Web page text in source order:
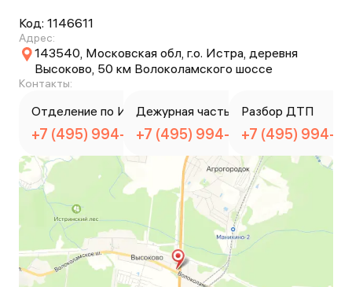
Код: 1146611
Адрес:
143540, Московская обл, г.о. Истра, деревня
Высоково, 50 км Волоколамского шоссе
Контакты:
Отделение по ИАЗ
+7 (495) 994-53-08
Дежурная часть
+7 (495) 994-53-08
Разбор ДТП
+7 (495) 994-